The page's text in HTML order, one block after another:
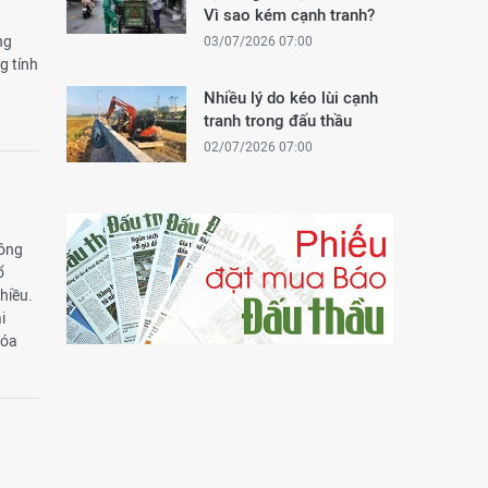
tính
Vì sao kém cạnh tranh?
03/07/2026 07:00
Nhiều lý do kéo lùi cạnh
tranh trong đấu thầu
02/07/2026 07:00